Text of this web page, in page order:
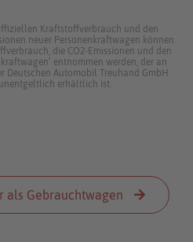
Kraftstoffverbrauch und den
neuer Personenkraftwagen können
die CO2-Emissionen und den
entnommen werden, der an
Deutschen Automobil Treuhand GmbH
erhältlich ist.
als Gebrauchtwagen